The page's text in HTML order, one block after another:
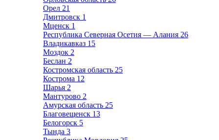
Орел 21
Дмитровск 1
Мценск 1
Республика Северная Осетия — Алания 26
Владикавказ 15
Моздок 2
Беслан 2
Костромская область 25
Кострома 12
Шарья 2
Мантурово 2
Амурская область 25
Благовещенск 13
Белогорск 5
Тында 3